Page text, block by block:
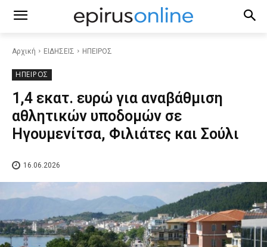
Αρχική ΕΙΔΗΣΕΙΣ ΗΠΕΙΡΟΣ
ΗΠΕΙΡΟΣ
1,4 εκατ. ευρώ για αναβάθμιση
αθλητικών υποδομών σε
Ηγουμενίτσα, Φιλιάτες και Σούλι
16.06.2026